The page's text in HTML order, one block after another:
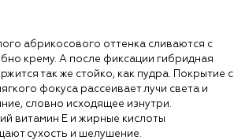
абрикосового оттенка сливаются с
крему. А после фиксации гибридная
так же стойко, как пудра. Покрытие с
фокуса рассеивает лучи света и
словно исходящее изнутри.
витамин E и жирные кислоты
сухость и шелушение.